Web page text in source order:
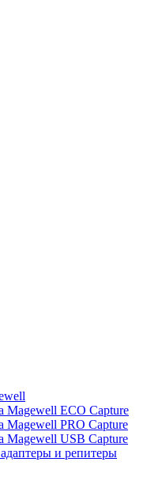
Magewell ECO Capture
Magewell PRO Capture
Magewell USB Capture
и репитеры